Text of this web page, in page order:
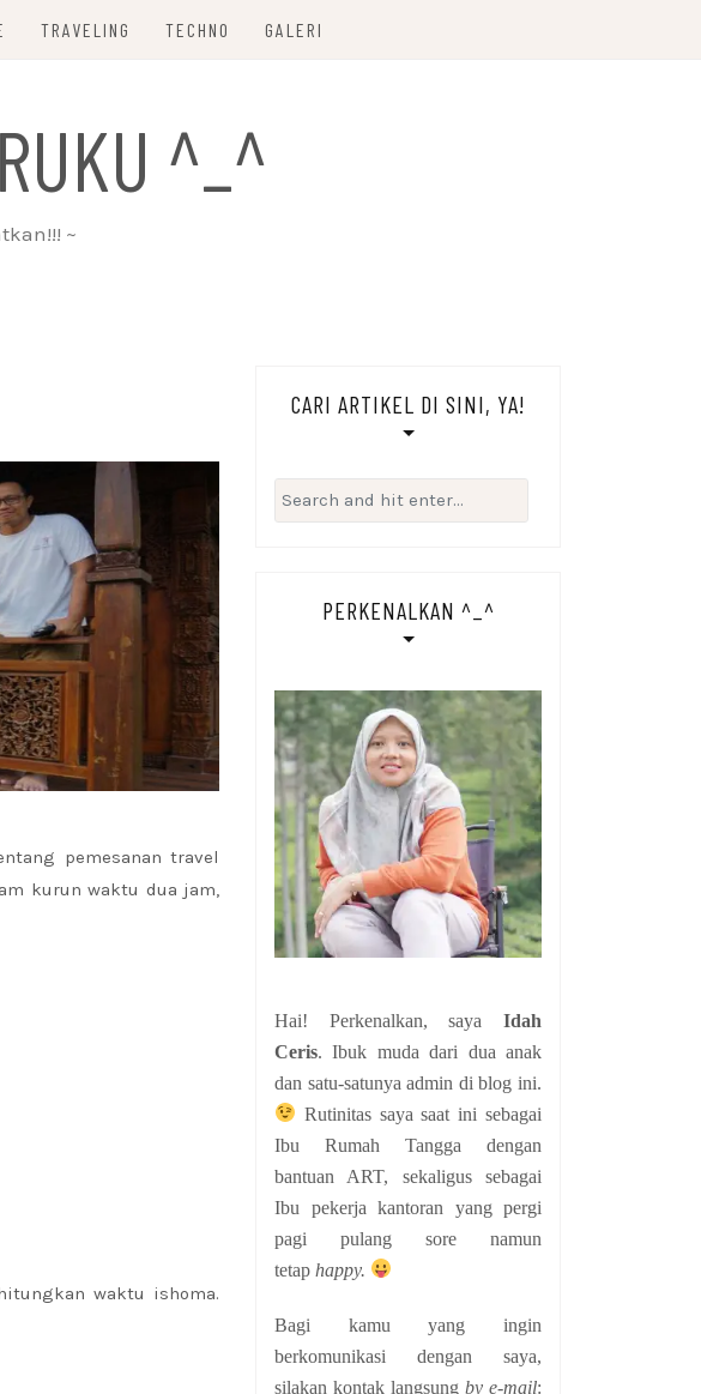
TRAVELING TECHNO GALERI
^_^
~
pemesanan travel
kurun waktu dua jam,
waktu ishoma.
CARI ARTIKEL DI SINI, YA!
Search
for:
PERKENALKAN ^_^
Hai! Perkenalkan, saya Idah
Ceris. Ibuk muda dari dua anak
dan satu-satunya admin di blog ini.
Rutinitas saya saat ini sebagai
Ibu Rumah Tangga dengan
bantuan ART, sekaligus sebagai
Ibu pekerja kantoran yang pergi
pagi pulang sore namun
tetap happy.
Bagi kamu yang ingin
berkomunikasi dengan saya,
silakan kontak langsung by e-mail: